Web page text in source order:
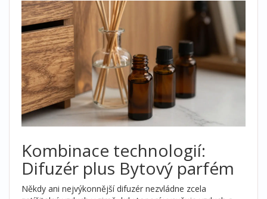
Kombinace technologií:
Difuzér plus Bytový parfém
Někdy ani nejvýkonnější difuzér nezvládne zcela